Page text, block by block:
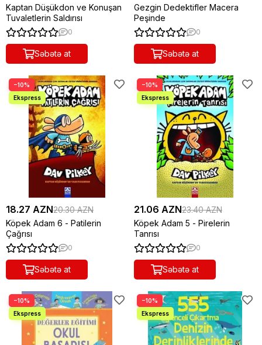
Kaptan Düşükdon ve Konuşan
Tuvaletlerin Saldırısı
0
Səbətə at
Gezgin Dedektifler Macera
Peşinde
0
Səbətə at
−10%
18.27 AZN20.30 AZN
Köpek Adam 6 - Patilerin
Çağrısı
0
Səbətə at
−10%
21.06 AZN23.40 AZN
Köpek Adam 5 - Pirelerin
Tanrısı
0
Səbətə at
−10% −10%